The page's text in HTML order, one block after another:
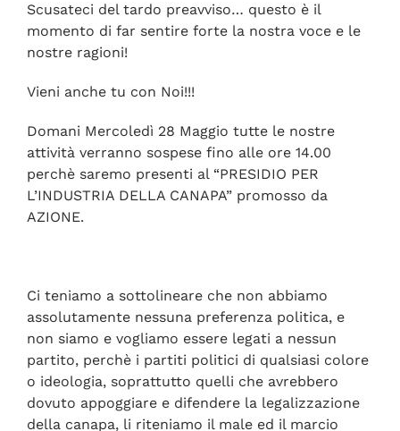
Scusateci del tardo preavviso… questo è il
momento di far sentire forte la nostra voce e le
nostre ragioni!
Vieni anche tu con Noi!!!
Domani Mercoledì 28 Maggio tutte le nostre
attività verranno sospese fino alle ore 14.00
perchè saremo presenti al “PRESIDIO PER
L’INDUSTRIA DELLA CANAPA” promosso da
AZIONE.
Ci teniamo a sottolineare che non abbiamo
assolutamente nessuna preferenza politica, e
non siamo e vogliamo essere legati a nessun
partito, perchè i partiti politici di qualsiasi colore
o ideologia, soprattutto quelli che avrebbero
dovuto appoggiare e difendere la legalizzazione
della canapa, li riteniamo il male ed il marcio